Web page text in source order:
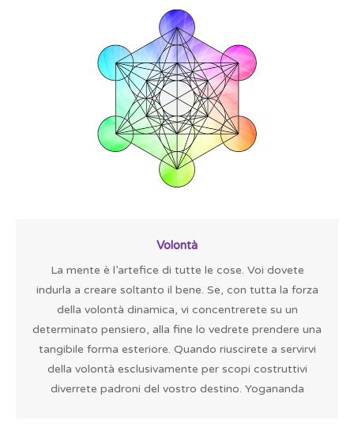
Volontà
La mente è l’artefice di tutte le cose. Voi dovete
indurla a creare soltanto il bene. Se, con tutta la forza
della volontà dinamica, vi concentrerete su un
determinato pensiero, alla fine lo vedrete prendere una
tangibile forma esteriore. Quando riuscirete a servirvi
della volontà esclusivamente per scopi costruttivi
diverrete padroni del vostro destino. Yogananda